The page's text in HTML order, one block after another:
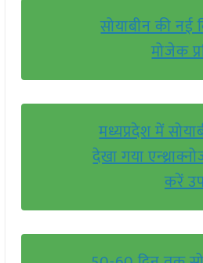
सोयाबीन की नई
मोजेक
मध्यप्रदेश में
देखा गया
करें